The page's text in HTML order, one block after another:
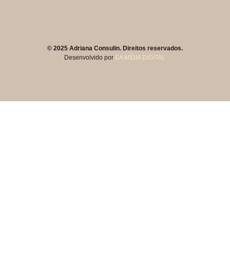
© 2025 Adriana Consulin. Direitos reservados.
Desenvolvido por EA MÍDIA DIGITAL